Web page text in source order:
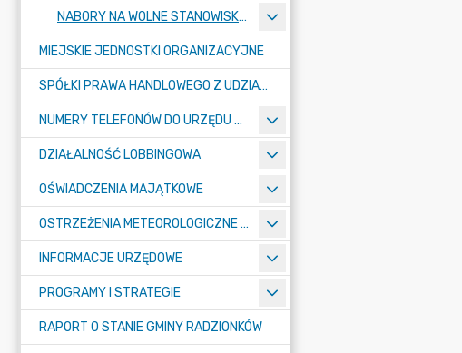
NABORY NA WOLNE STANOWISKA PRACY
MIEJSKIE JEDNOSTKI ORGANIZACYJNE
SPÓŁKI PRAWA HANDLOWEGO Z UDZIAŁEM GMINY
NUMERY TELEFONÓW DO URZĘDU MIASTA, MIEJSKICH JEDNOSTEK ORGANIZACYJNYCH ORAZ SPÓŁEK PRAWA HANDLOWEGO Z UDZIAŁEM GMINY
DZIAŁALNOŚĆ LOBBINGOWA
OŚWIADCZENIA MAJĄTKOWE
OSTRZEŻENIA METEOROLOGICZNE O ZŁYM STANIE POWIETRZA I INNE
INFORMACJE URZĘDOWE
PROGRAMY I STRATEGIE
RAPORT O STANIE GMINY RADZIONKÓW